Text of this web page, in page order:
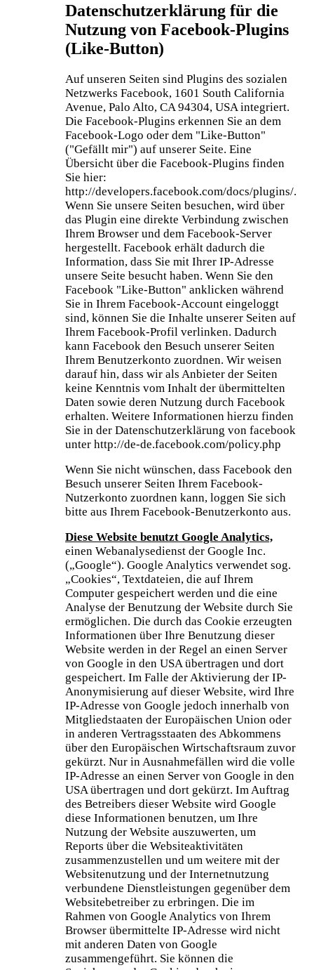
Datenschutzerklärung für die
Nutzung von Facebook-Plugins
(Like-Button)
Auf unseren Seiten sind Plugins des sozialen
Netzwerks Facebook, 1601 South California
Avenue, Palo Alto, CA 94304, USA integriert.
Die Facebook-Plugins erkennen Sie an dem
Facebook-Logo oder dem "Like-Button"
("Gefällt mir") auf unserer Seite. Eine
Übersicht über die Facebook-Plugins finden
Sie hier:
http://developers.facebook.com/docs/plugins/.
Wenn Sie unsere Seiten besuchen, wird über
das Plugin eine direkte Verbindung zwischen
Ihrem Browser und dem Facebook-Server
hergestellt. Facebook erhält dadurch die
Information, dass Sie mit Ihrer IP-Adresse
unsere Seite besucht haben. Wenn Sie den
Facebook "Like-Button" anklicken während
Sie in Ihrem Facebook-Account eingeloggt
sind, können Sie die Inhalte unserer Seiten auf
Ihrem Facebook-Profil verlinken. Dadurch
kann Facebook den Besuch unserer Seiten
Ihrem Benutzerkonto zuordnen. Wir weisen
darauf hin, dass wir als Anbieter der Seiten
keine Kenntnis vom Inhalt der übermittelten
Daten sowie deren Nutzung durch Facebook
erhalten. Weitere Informationen hierzu finden
Sie in der Datenschutzerklärung von facebook
unter http://de-de.facebook.com/policy.php
Wenn Sie nicht wünschen, dass Facebook den
Besuch unserer Seiten Ihrem Facebook-
Nutzerkonto zuordnen kann, loggen Sie sich
bitte aus Ihrem Facebook-Benutzerkonto aus.
Diese Website benutzt Google Analytics,
einen Webanalysedienst der Google Inc.
(„Google“). Google Analytics verwendet sog.
„Cookies“, Textdateien, die auf Ihrem
Computer gespeichert werden und die eine
Analyse der Benutzung der Website durch Sie
ermöglichen. Die durch das Cookie erzeugten
Informationen über Ihre Benutzung dieser
Website werden in der Regel an einen Server
von Google in den USA übertragen und dort
gespeichert. Im Falle der Aktivierung der IP-
Anonymisierung auf dieser Website, wird Ihre
IP-Adresse von Google jedoch innerhalb von
Mitgliedstaaten der Europäischen Union oder
in anderen Vertragsstaaten des Abkommens
über den Europäischen Wirtschaftsraum zuvor
gekürzt. Nur in Ausnahmefällen wird die volle
IP-Adresse an einen Server von Google in den
USA übertragen und dort gekürzt. Im Auftrag
des Betreibers dieser Website wird Google
diese Informationen benutzen, um Ihre
Nutzung der Website auszuwerten, um
Reports über die Websiteaktivitäten
zusammenzustellen und um weitere mit der
Websitenutzung und der Internetnutzung
verbundene Dienstleistungen gegenüber dem
Websitebetreiber zu erbringen. Die im
Rahmen von Google Analytics von Ihrem
Browser übermittelte IP-Adresse wird nicht
mit anderen Daten von Google
zusammengeführt. Sie können die